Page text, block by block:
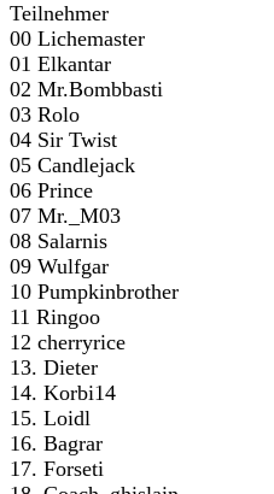
Teilnehmer
00 Lichemaster
01 Elkantar
02 Mr.Bombbasti
03 Rolo
04 Sir Twist
05 Candlejack
06 Prince
07 Mr._M03
08 Salarnis
09 Wulfgar
10 Pumpkinbrother
11 Ringoo
12 cherryrice
13. Dieter
14. Korbi14
15. Loidl
16. Bagrar
17. Forseti